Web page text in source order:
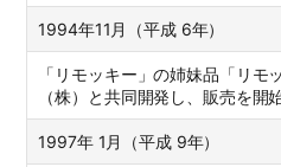
1994年11月（平成 6年）
「リモッキー」の姉妹品「リモ
（株）と共同開発し、販売を開始
1997年 1月（平成 9年）